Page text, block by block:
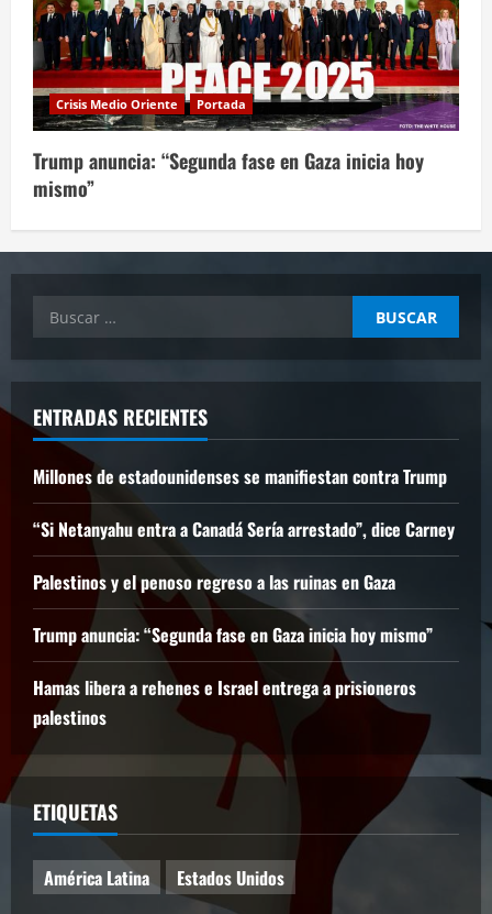
Crisis Medio Oriente Portada
Trump anuncia: “Segunda fase en Gaza inicia hoy
mismo”
Buscar:
ENTRADAS RECIENTES
Millones de estadounidenses se manifiestan contra Trump
“Si Netanyahu entra a Canadá Sería arrestado”, dice Carney
Palestinos y el penoso regreso a las ruinas en Gaza
Trump anuncia: “Segunda fase en Gaza inicia hoy mismo”
Hamas libera a rehenes e Israel entrega a prisioneros
palestinos
ETIQUETAS
América Latina Estados Unidos